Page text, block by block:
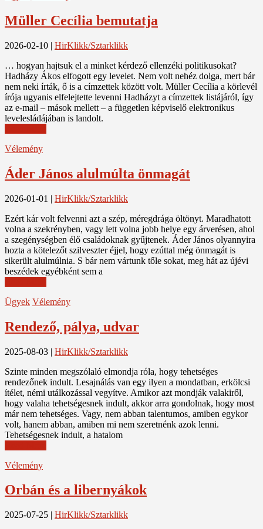
Müller Cecília bemutatja
2026-02-10 | HirKlikk/Sztarklikk
… hogyan hajtsuk el a minket kérdező ellenzéki politikusokat?
Hadházy Ákos elfogott egy levelet. Nem volt nehéz dolga, mert bár
nem neki írták, ő is a címzettek között volt. Müller Cecília a körlevél
írója ugyanis elfelejtette levenni Hadházyt a címzettek listájáról, így
az e-mail – mások mellett – a független képviselő elektronikus
levelesládájában is landolt.
Vélemény
Áder János alulmúlta önmagát
2026-01-01 | HirKlikk/Sztarklikk
Ezért kár volt felvenni azt a szép, méregdrága öltönyt. Maradhatott
volna a szekrényben, vagy lett volna jobb helye egy árverésen, ahol
a szegénységben élő családoknak gyűjtenek. Áder János olyannyira
hozta a kötelezőt szilveszter éjjel, hogy ezúttal még önmagát is
sikerült alulmúlnia. S bár nem vártunk tőle sokat, meg hát az újévi
beszédek egyébként sem a
Ügyek Vélemény
Rendező, pálya, udvar
2025-08-03 | HirKlikk/Sztarklikk
Szinte minden megszólaló elmondja róla, hogy tehetséges
rendezőnek indult. Lesajnálás van egy ilyen a mondatban, erkölcsi
ítélet, némi utálkozással vegyítve. Amikor azt mondják valakiről,
hogy valaha tehetségesnek indult, akkor arra gondolnak, hogy most
már nem tehetséges. Vagy, nem abban talentumos, amiben egykor
volt, hanem abban, amiben mi nem szeretnénk azok lenni.
Tehetségesnek indult, a hatalom
Vélemény
Orbán és a libernyákok
2025-07-25 | HirKlikk/Sztarklikk